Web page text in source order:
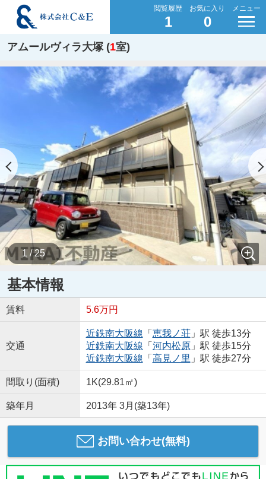
閲覧履歴
1
お気に入り
0
メニュー
アムールヴィラ大塚 (1室)
1 / 25
基本情報
賃料 5.6万円
交通
近鉄南大阪線 「 恵我ノ荘」駅 徒歩13分
近鉄南大阪線 「 河内松原」駅 徒歩15分
近鉄南大阪線 「 高見ノ里 」駅 徒歩27分
間取り(面積) 1K(29.81㎡)
築年月 2013年 3月(築13年)
お問い合わせ(無料)